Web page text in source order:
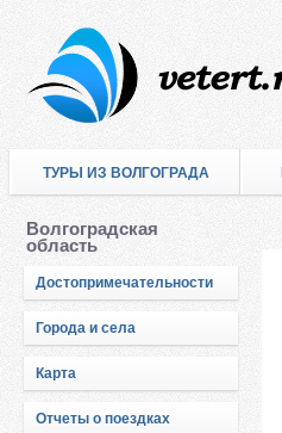
ТУРЫ ИЗ ВОЛГОГРАДА
Волгоградская
область
Достопримечательности
Города и села
Карта
Отчеты о поездках